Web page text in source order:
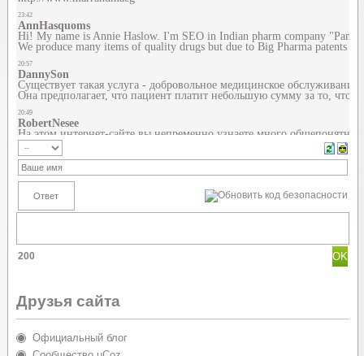
200
Друзья сайта
Официальный блог